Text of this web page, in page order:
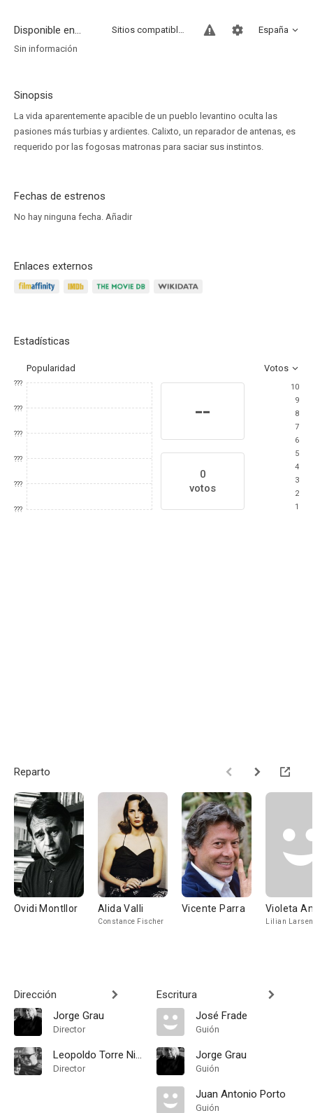
Disponible en... España
Sitios compatibles
Sin información
Sinopsis
La vida aparentemente apacible de un pueblo levantino oculta las
pasiones más turbias y ardientes. Calixto, un reparador de antenas, es
requerido por las fogosas matronas para saciar sus instintos.
Fechas de estrenos
No hay ninguna fecha. Añadir
Enlaces externos
Estadísticas
Popularidad Votos
???
???
???
???
???
???
--
0
votos
10
9
8
7
6
5
4
3
2
1
Reparto
Ovidi Montllor Alida Valli
Constance Fischer
Vicente Parra Violeta
Lilian Larsen
Dirección
Jorge Grau
Director
Leopoldo Torre Nilsson
Director
Escritura
José Frade
Guión
Jorge Grau
Guión
Juan Antonio Porto
Guión